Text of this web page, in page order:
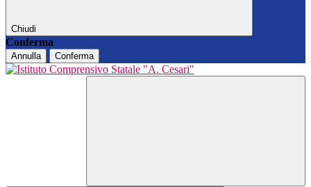
Chiudi
Conferma
Annulla Conferma